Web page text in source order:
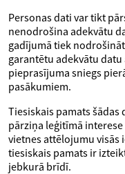
Personas dati var tikt
nenodrošina adekvātu
gadījumā tiek
garantētu adekvātu
pieprasījuma sniegs
pasākumiem.
Tiesiskais pamats
pārziņa leģitīmā
vietnes attēlojumu visās
tiesiskais pamats ir
jebkurā brīdī.